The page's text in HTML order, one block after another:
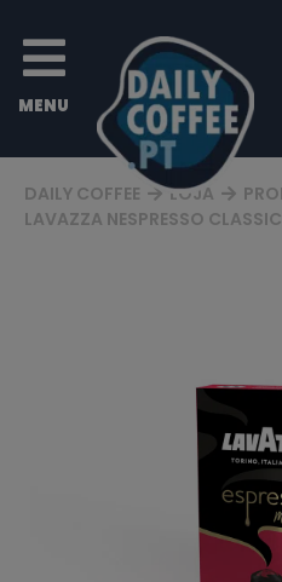
DAILY COFFEE LOJA
LAVAZZA NESPRESSO